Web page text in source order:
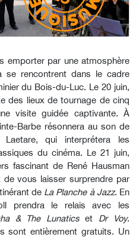
emporter par une atmosphère
se rencontrent dans le cadre
du Bois-du-Luc. Le 20 juin,
des lieux de tournage de cinq
visite guidée captivante. À
Barbe résonnera au son de
Laetare, qui interprétera les
du cinéma. Le 21 juin,
fascinant de René Hausman
de vous laisser surprendre par
de La Planche à Jazz. En
prendra le relais avec les
& The Lunaticset Dr Voy.
sont entièrement gratuits. Un